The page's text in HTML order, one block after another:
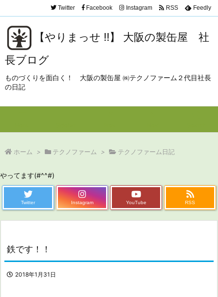
【やりまっせ !!】 大阪の製缶屋 社
長ブログ
ものづくりを面白く！ 大阪の製缶屋 ㈱テクノファーム２代目社長
の日記
Twitter Facebook Instagram RSS Feedly
ホーム > テクノファーム > テクノファーム日記
やってます(#^^#)
Twitter Instagram YouTube RSS
鉄です！！
2018年1月31日